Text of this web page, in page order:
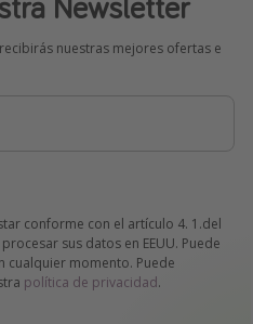
nuestras mejores ofertas e
conforme con el artículo 4. 1.del
sus datos en EEUU. Puede
cualquier momento. Puede
política de privacidad.